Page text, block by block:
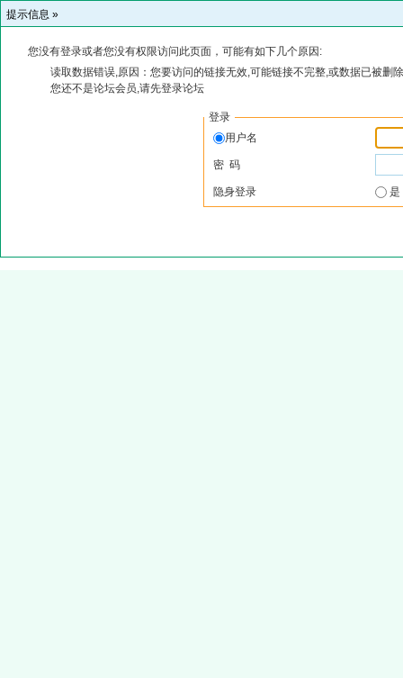
提示信息 »
您没有登录或者您没有权限访问此页面，可能有如下几个原因:
读取数据错误,原因：您要访问的链接无效,可能链接不完整,或数据已被删
您还不是论坛会员,请先登录论坛
登录
用户名
密 码
隐身登录